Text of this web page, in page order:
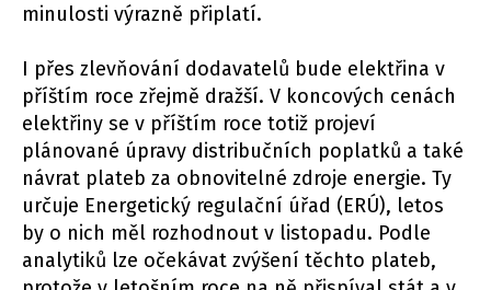
minulosti výrazně připlatí.
I přes zlevňování dodavatelů bude elektřina v
příštím roce zřejmě dražší. V koncových cenách
elektřiny se v příštím roce totiž projeví
plánované úpravy distribučních poplatků a také
návrat plateb za obnovitelné zdroje energie. Ty
určuje Energetický regulační úřad (ERÚ), letos
by o nich měl rozhodnout v listopadu. Podle
analytiků lze očekávat zvýšení těchto plateb,